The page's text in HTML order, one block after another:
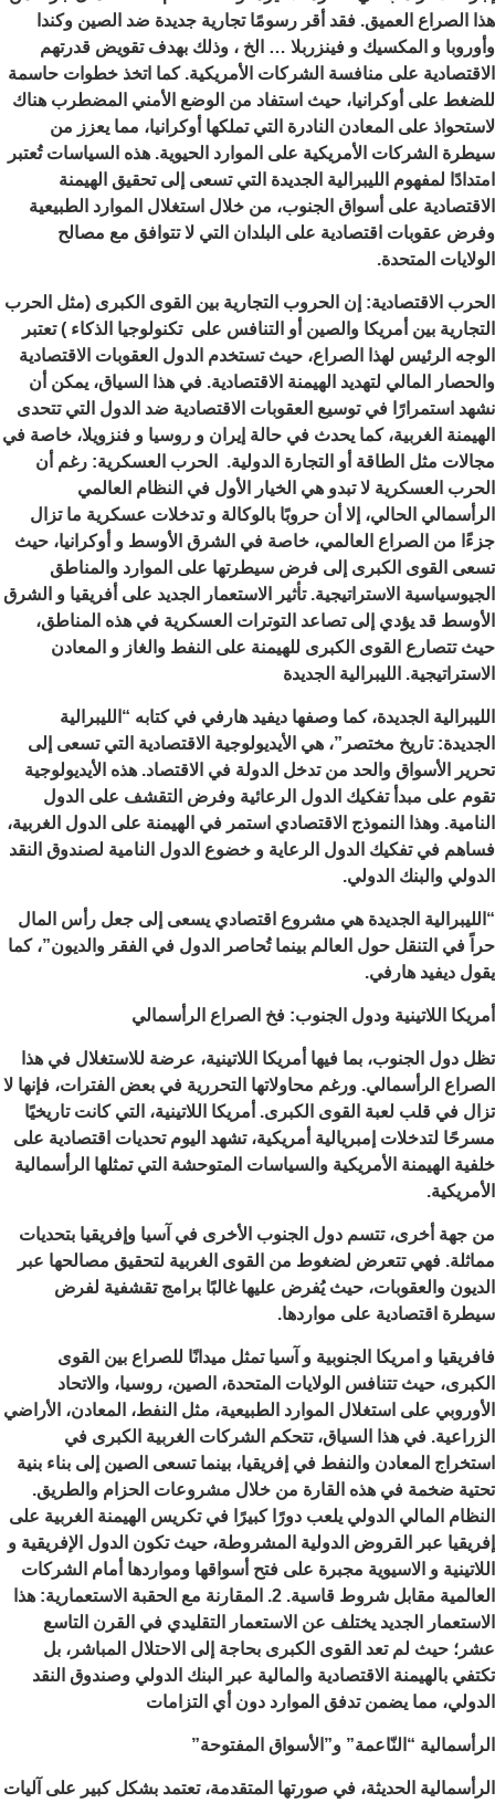
هذا الصراع العميق. فقد أقر رسومًا تجارية جديدة ضد الصين وكندا
وأوروبا و المكسيك و فينزربلا … الخ ، وذلك بهدف تقويض قدرتهم
الاقتصادية على منافسة الشركات الأمريكية. كما اتخذ خطوات حاسمة
للضغط على أوكرانيا، حيث استفاد من الوضع الأمني المضطرب هناك
لاستحواذ على المعادن النادرة التي تملكها أوكرانيا، مما يعزز من
سيطرة الشركات الأمريكية على الموارد الحيوية. هذه السياسات تُعتبر
امتدادًا لمفهوم الليبرالية الجديدة التي تسعى إلى تحقيق الهيمنة
الاقتصادية على أسواق الجنوب، من خلال استغلال الموارد الطبيعية
وفرض عقوبات اقتصادية على البلدان التي لا تتوافق مع مصالح
الولايات المتحدة.
الحرب الاقتصادية: إن الحروب التجارية بين القوى الكبرى (مثل الحرب
التجارية بين أمريكا والصين أو التنافس على تكنولوجيا الذكاء ) تعتبر
الوجه الرئيس لهذا الصراع، حيث تستخدم الدول العقوبات الاقتصادية
والحصار المالي لتهديد الهيمنة الاقتصادية. في هذا السياق، يمكن أن
نشهد استمرارًا في توسيع العقوبات الاقتصادية ضد الدول التي تتحدى
الهيمنة الغربية، كما يحدث في حالة إيران و روسيا و فنزويلا، خاصة في
مجالات مثل الطاقة أو التجارة الدولية. الحرب العسكرية: رغم أن
الحرب العسكرية لا تبدو هي الخيار الأول في النظام العالمي
الرأسمالي الحالي، إلا أن حروبًا بالوكالة و تدخلات عسكرية ما تزال
جزءًا من الصراع العالمي، خاصة في الشرق الأوسط و أوكرانيا، حيث
تسعى القوى الكبرى إلى فرض سيطرتها على الموارد والمناطق
الجيوسياسية الاستراتيجية. تأثير الاستعمار الجديد على أفريقيا و الشرق
الأوسط قد يؤدي إلى تصاعد التوترات العسكرية في هذه المناطق،
حيث تتصارع القوى الكبرى للهيمنة على النفط والغاز و المعادن
الاستراتيجية. الليبرالية الجديدة
الليبرالية الجديدة، كما وصفها ديفيد هارفي في كتابه “الليبرالية
الجديدة: تاريخ مختصر”، هي الأيديولوجية الاقتصادية التي تسعى إلى
تحرير الأسواق والحد من تدخل الدولة في الاقتصاد. هذه الأيديولوجية
تقوم على مبدأ تفكيك الدول الرعائية وفرض التقشف على الدول
النامية. وهذا النموذج الاقتصادي استمر في الهيمنة على الدول الغربية،
فساهم في تفكيك الدول الرعاية و خضوع الدول النامية لصندوق النقد
الدولي والبنك الدولي.
“الليبرالية الجديدة هي مشروع اقتصادي يسعى إلى جعل رأس المال
حراً في التنقل حول العالم بينما تُحاصر الدول في الفقر والديون”، كما
يقول ديفيد هارفي.
أمريكا اللاتينية ودول الجنوب: فخ الصراع الرأسمالي
تظل دول الجنوب، بما فيها أمريكا اللاتينية، عرضة للاستغلال في هذا
الصراع الرأسمالي. ورغم محاولاتها التحررية في بعض الفترات، فإنها لا
تزال في قلب لعبة القوى الكبرى. أمريكا اللاتينية، التي كانت تاريخيًا
مسرحًا لتدخلات إمبريالية أمريكية، تشهد اليوم تحديات اقتصادية على
خلفية الهيمنة الأمريكية والسياسات المتوحشة التي تمثلها الرأسمالية
الأمريكية.
من جهة أخرى، تتسم دول الجنوب الأخرى في آسيا وإفريقيا بتحديات
مماثلة. فهي تتعرض لضغوط من القوى الغربية لتحقيق مصالحها عبر
الديون والعقوبات، حيث يُفرض عليها غالبًا برامج تقشفية لفرض
سيطرة اقتصادية على مواردها.
فافريقيا و امريكا الجنوبية و آسيا تمثل ميدانًا للصراع بين القوى
الكبرى، حيث تتنافس الولايات المتحدة، الصين، روسيا، والاتحاد
الأوروبي على استغلال الموارد الطبيعية، مثل النفط، المعادن، الأراضي
الزراعية. في هذا السياق، تتحكم الشركات الغربية الكبرى في
استخراج المعادن والنفط في إفريقيا، بينما تسعى الصين إلى بناء بنية
تحتية ضخمة في هذه القارة من خلال مشروعات الحزام والطريق.
النظام المالي الدولي يلعب دورًا كبيرًا في تكريس الهيمنة الغربية على
إفريقيا عبر القروض الدولية المشروطة، حيث تكون الدول الإفريقية و
اللاتينية و الاسيوية مجبرة على فتح أسواقها ومواردها أمام الشركات
العالمية مقابل شروط قاسية. 2. المقارنة مع الحقبة الاستعمارية: هذا
الاستعمار الجديد يختلف عن الاستعمار التقليدي في القرن التاسع
عشر؛ حيث لم تعد القوى الكبرى بحاجة إلى الاحتلال المباشر، بل
تكتفي بالهيمنة الاقتصادية والمالية عبر البنك الدولي وصندوق النقد
الدولي، مما يضمن تدفق الموارد دون أي التزامات
الرأسمالية “النّاعمة” و”الأسواق المفتوحة”
الرأسمالية الحديثة، في صورتها المتقدمة، تعتمد بشكل كبير على آليات